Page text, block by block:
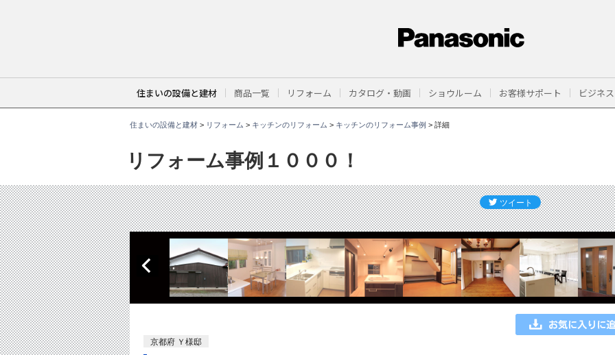
住まいの設備と建材 商品一覧 リフォーム カタログ・動画 ショウルーム お客様サポート ビジネ
住まいの設備と建材> リフォーム > キッチンのリフォーム > キッチンのリフォーム事例 > 詳細
リフォーム事例１０００！
。
京都府 Ｙ様邸